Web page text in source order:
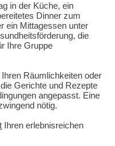
in der Küche, ein
Dinner zum
ein Mittagessen unter
die
Ihre Gruppe
Räumlichkeiten oder
Gerichte und Rezepte
angepasst. Eine
nötig.
Ihren erlebnisreichen